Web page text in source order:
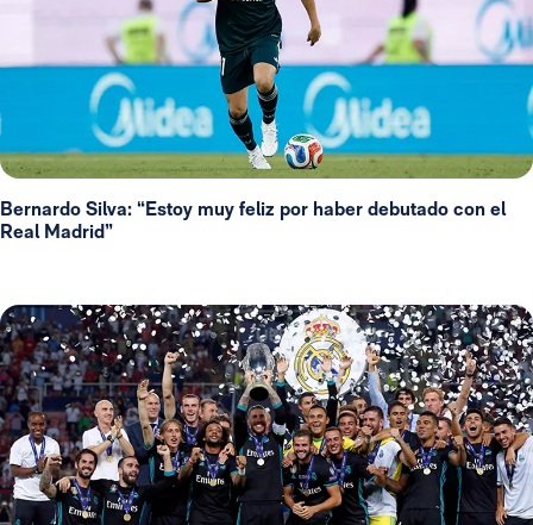
Bernardo Silva: “Estoy muy feliz por haber debutado con el
Real Madrid”